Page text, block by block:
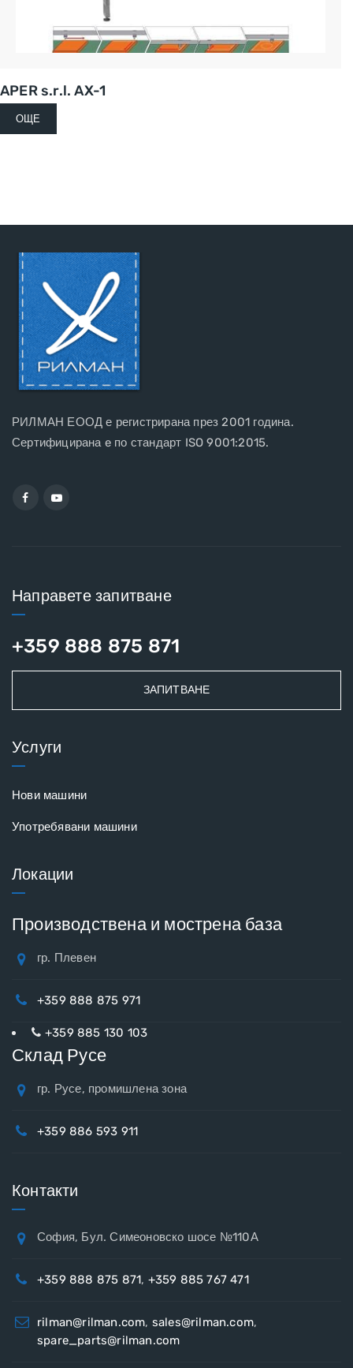
APER s.r.l. AX-1
ОЩЕ
РИЛМАН ЕООД е регистрирана през 2001 година.
Сертифицирана e по стандарт ISO 9001:2015.
Направете запитване
+359 888 875 871
ЗАПИТВАНЕ
Услуги
Нови машини
Употребявани машини
Локации
Производствена и мострена база
гр. Плевен
+359 888 875 971
+359 885 130 103
Склад Русе
гр. Русе, промишлена зона
+359 886 593 911
Контакти
София, Бул. Симеоновско шосе №110А
+359 888 875 871, +359 885 767 471
rilman@rilman.com, sales@rilman.com,
spare_parts@rilman.com